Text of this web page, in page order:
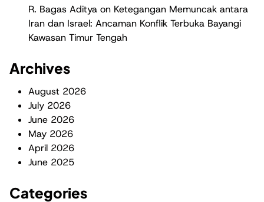
R. Bagas Aditya on Ketegangan Memuncak antara
Iran dan Israel: Ancaman Konflik Terbuka Bayangi
Kawasan Timur Tengah
Archives
August 2026
July 2026
June 2026
May 2026
April 2026
June 2025
Categories